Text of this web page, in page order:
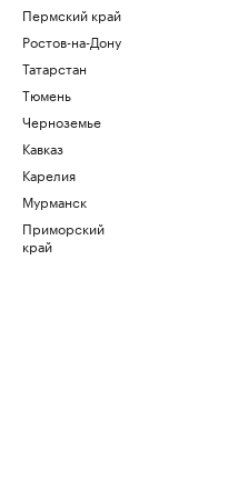
Пермский край
Ростов-на-Дону
Татарстан
Тюмень
Черноземье
Кавказ
Карелия
Мурманск
Приморский
край